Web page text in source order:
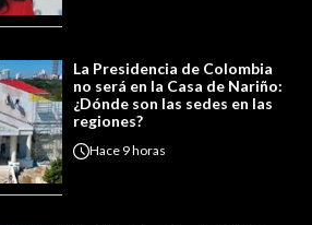
La Presidencia de Colombia
no será en la Casa de Nariño:
¿Dónde son las sedes en las
regiones?
Hace 9 horas